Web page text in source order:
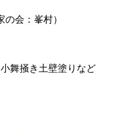
の会：峯村）
舞掻き土壁塗りなど